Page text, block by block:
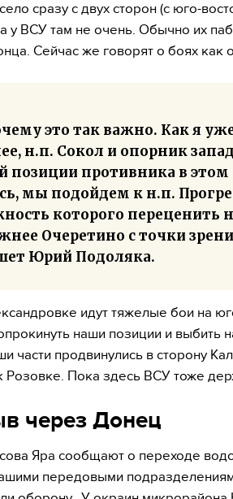
сразу с двух сторон (с юго-
у ВСУ там не очень. Обычно их
Сейчас же говорят о боях
это так важно. Как я
н.п. Сокол и опорник
позиции противника в этом
мы подойдем к н.п.
которого переценить
Очеретино с точки
Юрий Подоляка.
идут тяжелые бои на
наши позиции и выбить
части продвинулись в сторону
Розовке. Пока здесь ВСУ тоже
через Донец
Яра сообщают о переходе
передовыми